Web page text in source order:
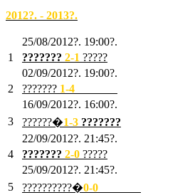
2012?. - 2013?.
25/08/2012?. 19:00?.
1
??????? 2-1 ?????
02/09/2012?. 19:00?.
2
??????? 1-4
16/09/2012?. 16:00?.
3
??????�1-3 ???????
22/09/2012?. 21:45?.
4
??????? 2-0 ?????
25/09/2012?. 21:45?.
5
??????????�0-0